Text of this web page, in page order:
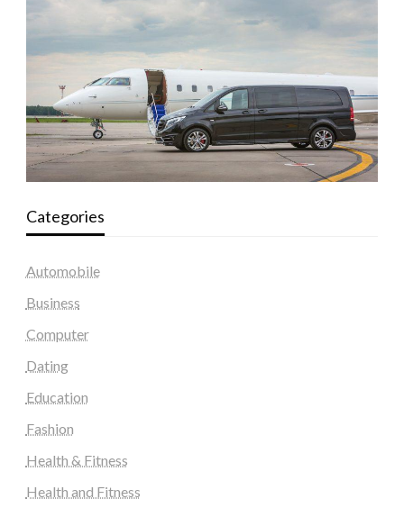
Categories
Automobile
Business
Computer
Dating
Education
Fashion
Health & Fitness
Health and Fitness